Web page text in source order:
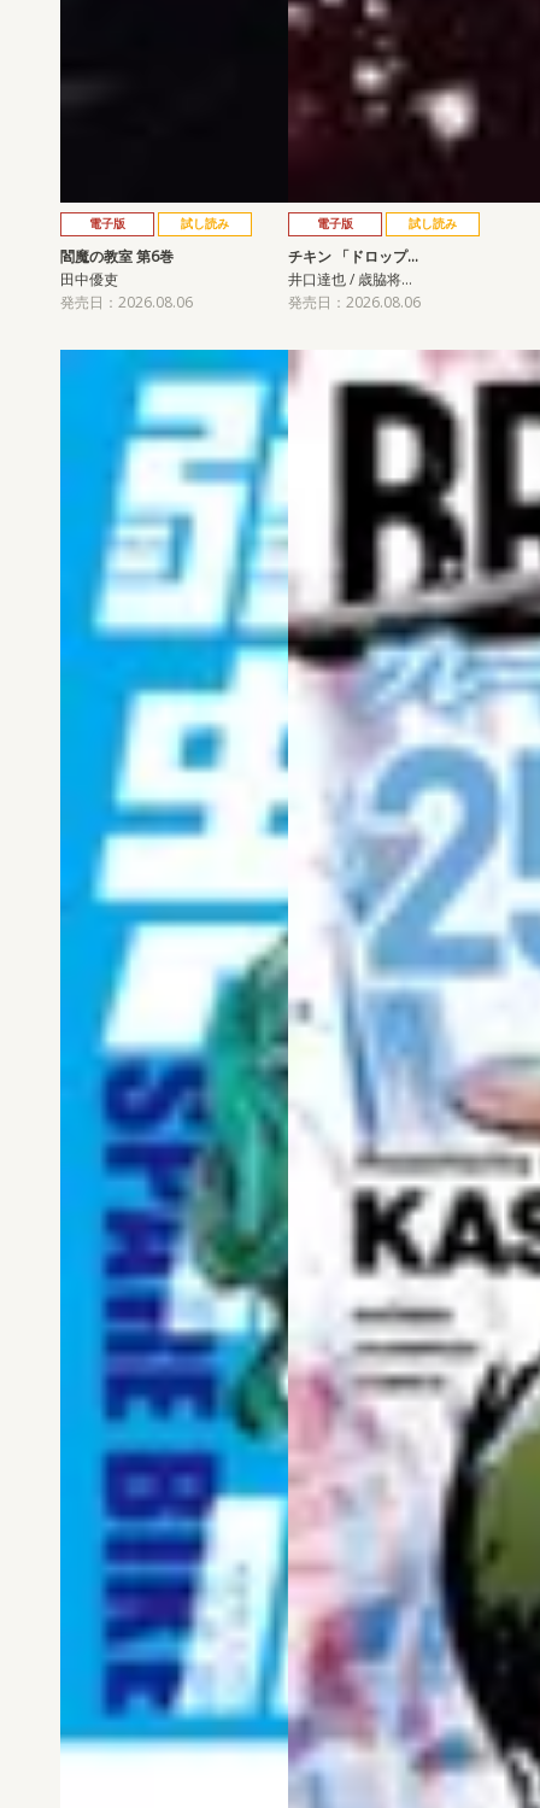
電子版 試し読み
閻魔の教室 第6巻
田中優吏
発売日：2026.08.06
電子版 試し読み
チキン 「ドロップ…
井口達也 / 歳脇将…
発売日：2026.08.06